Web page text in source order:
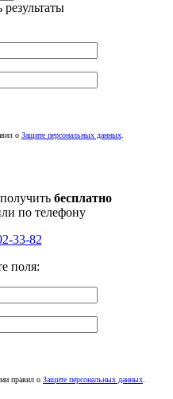
о Защите персональных данных.
бесплатно
по телефону
33-82
поля:
правил о Защите персональных данных.